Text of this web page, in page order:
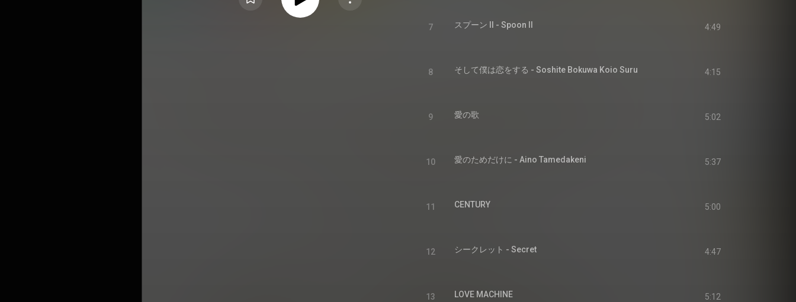
7 スプーン II - Spoon II 4:49
8 そして僕は恋をする - Soshite Bokuwa Koio Suru 4:15
9 愛の歌 5:02
10 愛のためだけに - Aino Tamedakeni 5:37
11 CENTURY 5:00
12 シークレット - Secret 4:47
13 LOVE MACHINE 5:12